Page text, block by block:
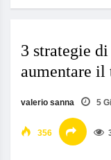
3 strategie
aumentare
valerio sanna 5
356